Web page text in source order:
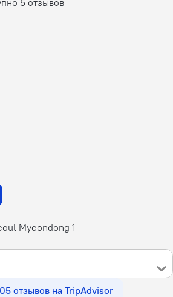
Myeondong 1
отзывов на TripAdvisor